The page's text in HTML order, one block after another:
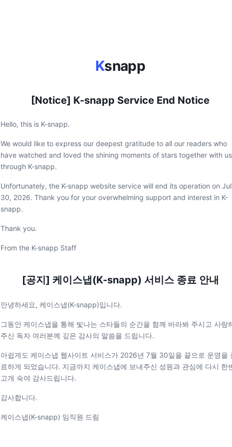
Ksnapp
[Notice] K-snapp Service End Notice
Hello, this is K-snapp.
We would like to express our deepest gratitude to all our readers who
have watched and loved the shining moments of stars together with us
through K-snapp.
Unfortunately, the K-snapp website service will end its operation on
30, 2026. Thank you for your overwhelming support and interest in K-
snapp.
Thank you.
From the K-snapp Staff
[공지] 케이스냅(K-snapp) 서비스 종료 안내
안녕하세요, 케이스냅(K-snapp)입니다.
그동안 케이스냅을 통해 빛나는 스타들의 순간을 함께 바라봐 주시고 사랑
주신 독자 여러분께 깊은 감사의 말씀을 드립니다.
아쉽게도 케이스냅 웹사이트 서비스가 2026년 7월 30일을 끝으로 운영을
료하게 되었습니다. 지금까지 케이스냅에 보내주신 성원과 관심에 다시 한
고개 숙여 감사드립니다.
감사합니다.
케이스냅(K-snapp) 임직원 드림